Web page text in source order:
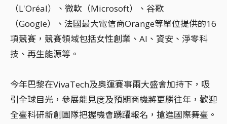
（L'Oréal）、微軟（Microsoft）、谷歌
（Google）、法國最大電信商Orange等單位提供的16
項競賽，競賽領域包括女性創業、AI、資安、淨零科
技、再生能源等。
今年巴黎在VivaTech及奧運賽事兩大盛會加持下，吸
引全球目光，參展能見度及預期商機將更勝往年，歡迎
全臺科研新創團隊把握機會踴躍報名，搶進國際舞臺。